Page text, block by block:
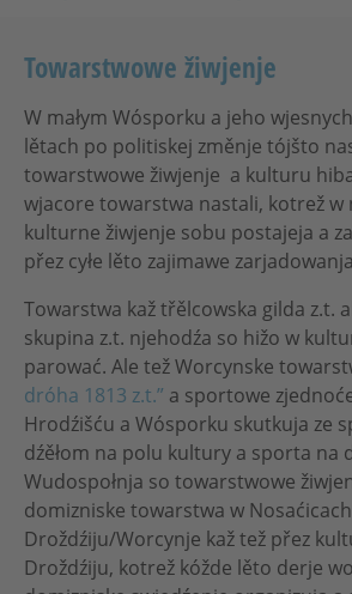
Towarstwowe žiwjenje
W małym Wósporku a jeho
lětach po politiskej změnje tójšto
towarstwowe žiwjenje a kulturu
wjacore towarstwa nastali, kotrež w
kulturne žiwjenje sobu postajeja a
přez cyłe lěto zajimawe
Towarstwa kaž třělcowska gilda z.t.
skupina z.t. njehodźa so hižo w
parować. Ale tež Worcynske
dróha 1813 z.t.” a sportowe
Hrodźišću a Wósporku skutkuja ze
dźěłom na polu kultury a sporta na
Wudospołnja so towarstwowe
domizniske towarstwa w
Droždźiju/Worcynje kaž tež přez
Droždźiju, kotrež kóžde lěto derje